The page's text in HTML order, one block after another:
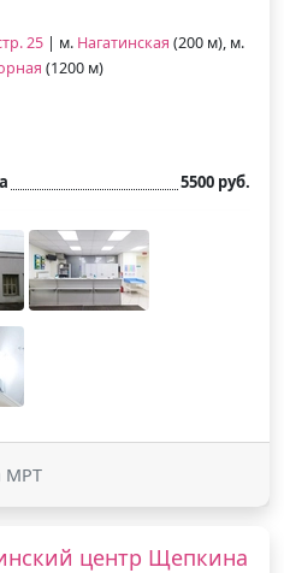
25 | м. Нагатинская (200 м), м.
(1200 м)
5500 руб.
МРТ
центр Щепкина